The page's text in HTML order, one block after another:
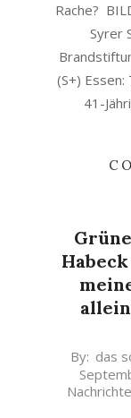
Rache?
Syrer
(S+)
41-
2024-
30
By: das